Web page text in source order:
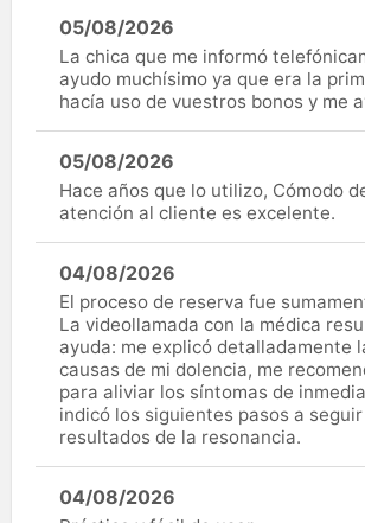
05/08/2026
La chica que me informó
ayudo muchísimo ya que era la
hacía uso de vuestros bonos y me
05/08/2026
Hace años que lo utilizo, Cómodo
atención al cliente es excelente.
04/08/2026
El proceso de reserva fue
La videollamada con la médica
ayuda: me explicó detalladamente
causas de mi dolencia, me
para aliviar los síntomas de
indicó los siguientes pasos a
resultados de la resonancia.
04/08/2026